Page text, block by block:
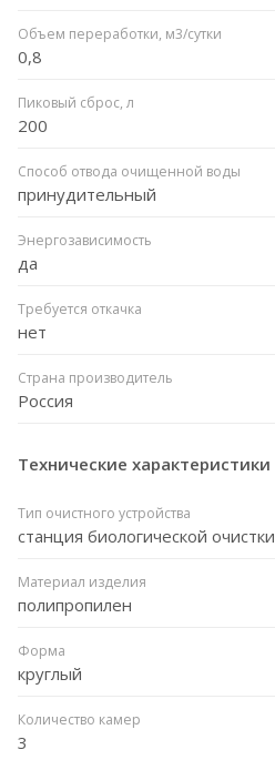
Объем переработки, м3/сутки
0,8
Пиковый сброс, л
200
Способ отвода очищенной воды
принудительный
Энергозависимость
да
Требуется откачка
нет
Страна производитель
Россия
Технические характеристики
Тип очистного устройства
станция биологической очистки
Материал изделия
полипропилен
Форма
круглый
Количество камер
3